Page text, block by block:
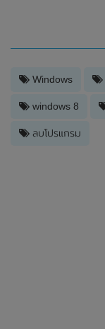
Windows
windows 8
ลบโปรแกรม